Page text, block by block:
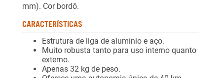
mm). Cor bordô.
CARACTERÍSTICAS
Estrutura de liga de alumínio e aço.
Muito robusta tanto para uso interno quanto
externo.
Apenas 32 kg de peso.